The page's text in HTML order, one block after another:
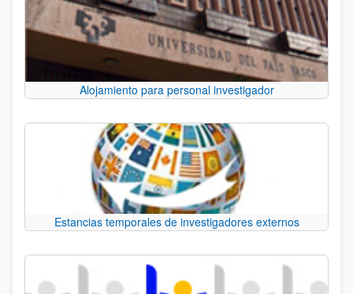
Alojamiento para personal investigador
Estancias temporales de investigadores externos